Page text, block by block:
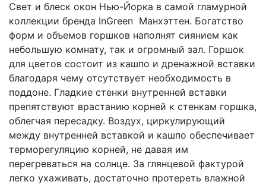
Свет и блеск окон Нью-Йорка в самой гламурной
коллекции бренда InGreen Манхэттен. Богатство
форм и объемов горшков наполнят сиянием как
небольшую комнату, так и огромный зал. Горшок
для цветов состоит из кашпо и дренажной вставки
благодаря чему отсутствует необходимость в
поддоне. Гладкие стенки внутренней вставки
препятствуют врастанию корней к стенкам горшка,
облегчая пересадку. Воздух, циркулирующий
между внутренней вставкой и кашпо обеспечивает
терморегуляцию корней, не давая им
перегреваться на солнце. За глянцевой фактурой
легко ухаживать, достаточно протереть влажной